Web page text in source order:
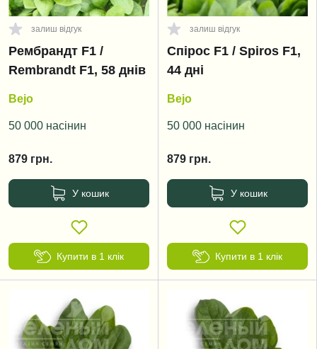
залиш відгук
Рембрандт F1 /
Rembrandt F1, 58 днів
Bejo
50 000 насінин
879 грн.
У кошик
Купити в 1 клік
залиш відгук
Спірос F1 / Spiros F1,
44 дні
Bejo
50 000 насінин
879 грн.
У кошик
Купити в 1 клік